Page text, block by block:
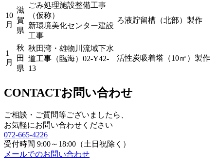
10
月
滋
賀
県
ごみ処理施設整備工事
（仮称）
新環境美化センター建設
工事
ろ液貯留槽（北部）製作
1
月
秋
田
県
秋田湾・雄物川流域下水
道工事（臨海）02-Y42-
13
活性炭吸着塔（10㎥）製作
CONTACTお問い合わせ
ご相談・ご質問等ございましたら、
お気軽にお問い合わせください
072-665-4226
受付時間 9:00～18:00（土日祝除く）
メールでのお問い合わせ